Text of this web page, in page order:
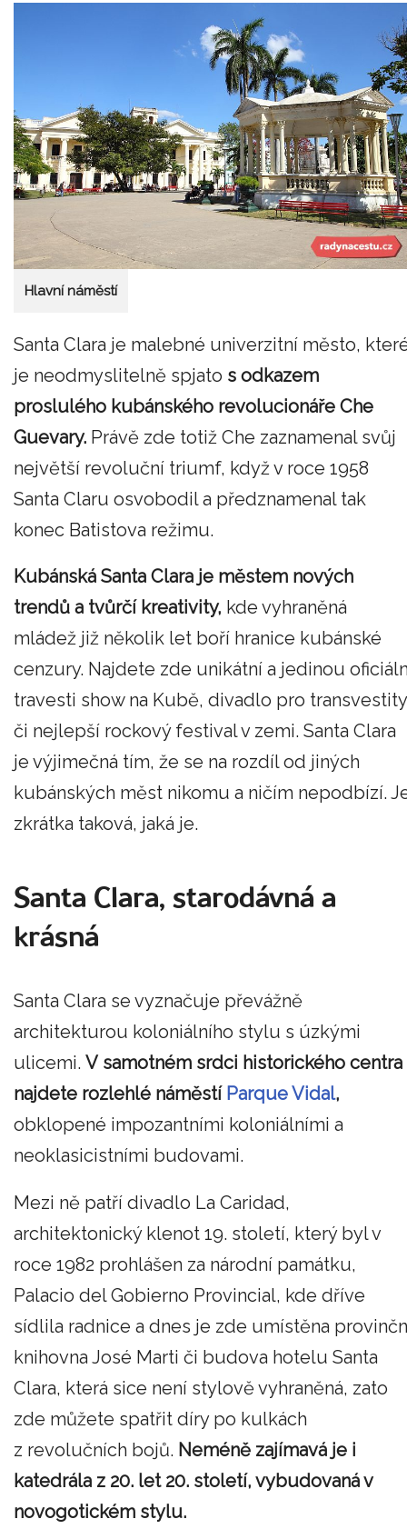
Hlavní náměstí
Santa Clara je malebné univerzitní město,
je neodmyslitelně spjato s odkazem
proslulého kubánského revolucionáře Che
Guevary. Právě zde totiž Che zaznamenal svůj
největší revoluční triumf, když v roce 1958
Santa Claru osvobodil a předznamenal tak
konec Batistova režimu.
Kubánská Santa Clara je městem nových
trendů a tvůrčí kreativity, kde vyhraněná
mládež již několik let boří hranice kubánské
cenzury. Najdete zde unikátní a jedinou
travesti show na Kubě, divadlo pro transvestity
či nejlepší rockový festival v zemi. Santa Clara
je výjimečná tím, že se na rozdíl od jiných
kubánských měst nikomu a ničím nepodbízí.
zkrátka taková, jaká je.
Santa Clara, starodávná a
krásná
Santa Clara se vyznačuje převážně
architekturou koloniálního stylu s úzkými
ulicemi. V samotném srdci historického centra
najdete rozlehlé náměstí Parque Vidal,
obklopené impozantními koloniálními a
neoklasicistními budovami.
Mezi ně patří divadlo La Caridad,
architektonický klenot 19. století, který byl v
roce 1982 prohlášen za národní památku,
Palacio del Gobierno Provincial, kde dříve
sídlila radnice a dnes je zde umístěna
knihovna José Marti či budova hotelu Santa
Clara, která sice není stylově vyhraněná, zato
zde můžete spatřit díry po kulkách
z revolučních bojů. Neméně zajímavá je i
katedrála z 20. let 20. století, vybudovaná v
novogotickém stylu.